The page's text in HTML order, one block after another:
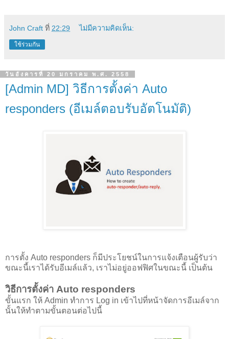
John Craft ที่ 22:29 ไม่มีความคิดเห็น:
ใช้ร่วมกัน
วันอังคารที่ 20 มกราคม พ.ศ. 2558
[Admin MD] วิธีการตั้งค่า Auto
responders (อีเมล์ตอบรับอัตโนมัติ)
การตั้ง Auto responders ก็มีประโยชน์ในการแจ้งเตือนผู้รับว่า
ขณะนี้เราได้รับอีเมล์แล้ว, เราไม่อยู่ออฟฟิศในขณะนี้ เป็นต้น
วิธีการตั้งค่า Auto responders
ขั้นแรก ให้ Admin ทำการ Log in เข้าไปที่หน้าจัดการอีเมล์จาก
นั้นให้ทำตามขั้นตอนต่อไปนี้